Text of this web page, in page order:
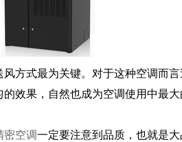
风方式最为关键。对于这种空调而
的效果，自然也成为空调使用中最大
密空调一定要注意到品质，也就是